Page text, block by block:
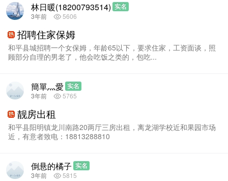
实名
林日暖(18200793514)
3年前 5606
招聘住家保姆
和平县城招聘一个女保姆，年龄65以下，要求住家，工资面谈，照
顾部分自理的男老了，他会吃饭之类的，包吃...
实名
簡單灬愛
3年前 5765
靓房出租
和平县阳明镇龙川南路20两厅三房出租，离龙湖学校近和果园市场
近，有意者致电：18813288810
实名
倒悬的橘子
3年前 5815